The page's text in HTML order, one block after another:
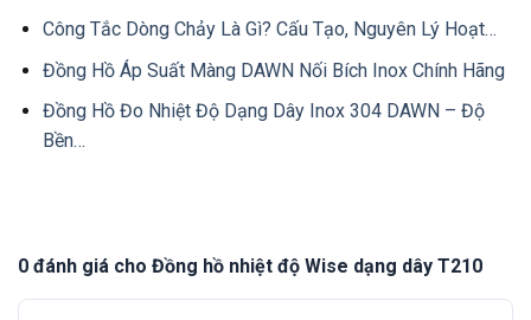
Công Tắc Dòng Chảy Là Gì? Cấu Tạo, Nguyên Lý Hoạt…
Đồng Hồ Áp Suất Màng DAWN Nối Bích Inox Chính Hãng
Đồng Hồ Đo Nhiệt Độ Dạng Dây Inox 304 DAWN – Độ
Bền…
0 đánh giá cho Đồng hồ nhiệt độ Wise dạng dây T210